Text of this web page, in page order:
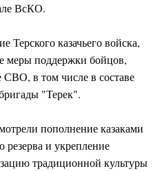
ВсКО.
Терского казачьего войска,
меры поддержки бойцов,
в том числе в составе
"Терек".
пополнение казаками
резерва и укрепление
традиционной культуры